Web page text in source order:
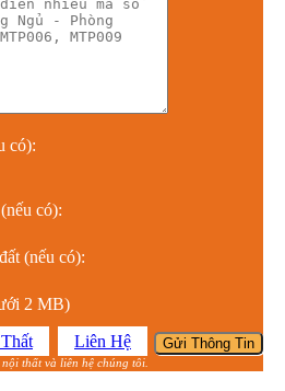
có):
có):
(nếu có):
2 MB)
Liên Hệ
thất và liên hệ chúng tôi.